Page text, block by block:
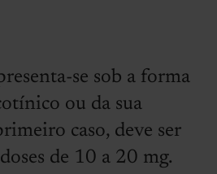
se sob a forma
ou da sua
caso, deve ser
de 10 a 20 mg.